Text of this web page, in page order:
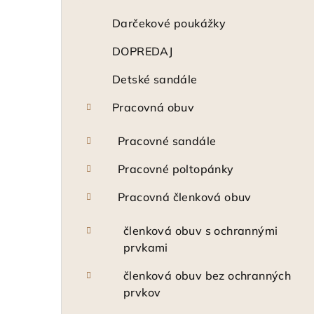
Darčekové poukážky
DOPREDAJ
Detské sandále
Pracovná obuv
Pracovné sandále
Pracovné poltopánky
Pracovná členková obuv
členková obuv s ochrannými
prvkami
členková obuv bez ochranných
prvkov